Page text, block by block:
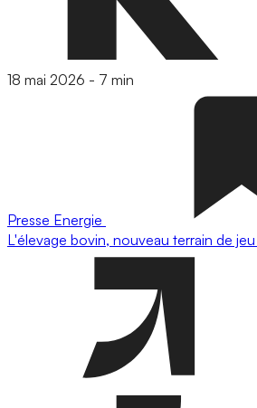
18 mai 2026 - 7 min
Presse Energie
L'élevage bovin, nouveau terrain de jeu